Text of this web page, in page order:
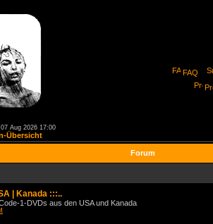
FAQ
Aug 2026 17:00
Übersicht
Forum
| Kanada :::..
1-DVDs aus den USA und Kanada